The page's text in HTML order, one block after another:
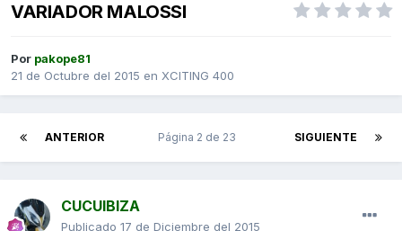
VARIADOR MALOSSI
Por pakope81
21 de Octubre del 2015 en XCITING 400
ANTERIOR SIGUIENTE
Página 2 de 23
CUCUIBIZA
Publicado 17 de Diciembre del 2015